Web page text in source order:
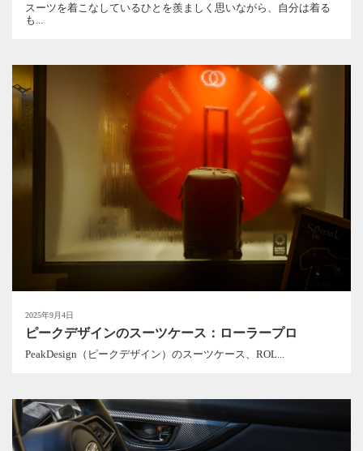
スーツを着こなしているひとを羨ましく思いながら、自分は着る
も...
2025年9月4日
ピークデザインのスーツケース：ローラープロ
PeakDesign（ピークデザイン）のスーツケース、ROL...